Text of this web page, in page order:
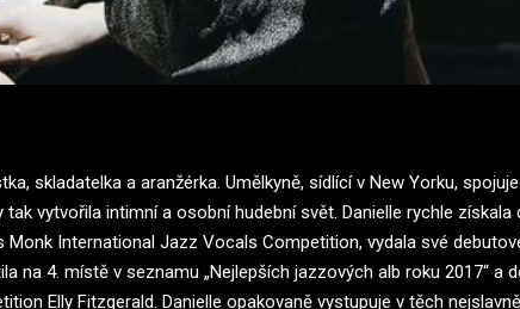
skladatelka a aranžérka. Umělkyně, sídlící v New Yorku,
vytvořila intimní a osobní hudební svět. Danielle rychle
International Jazz Vocals Competition, vydala své
na 4. místě v seznamu „Nejlepších jazzových alb roku 2017“ a
Elly Fitzgerald. Danielle opakovaně vystupuje v těch